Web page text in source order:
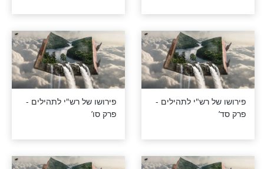
רש"י לתהילים -
פירושו של רש"י לתהילים -
פרק סה’